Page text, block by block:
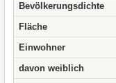
Bevölkerungsdichte
Fläche
Einwohner
davon weiblich